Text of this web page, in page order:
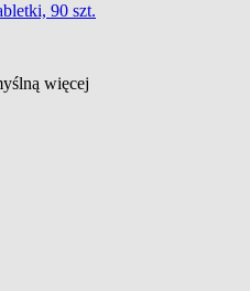
90 szt.
więcej